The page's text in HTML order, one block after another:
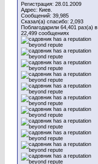
Регистрация: 28.01.2009
Адрес: Киев.
Сообщений: 39,985
Сказал(а) спасибо: 2,093
Поблагодарили 64,401 раз(а) в
22,499 сообщениях